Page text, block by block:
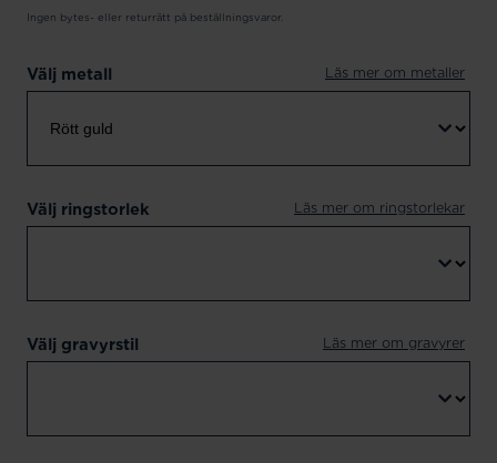
Ingen bytes- eller returrätt på beställningsvaror.
Välj metall Läs mer om metaller
Välj ringstorlek Läs mer om ringstorlekar
Välj gravyrstil Läs mer om gravyrer